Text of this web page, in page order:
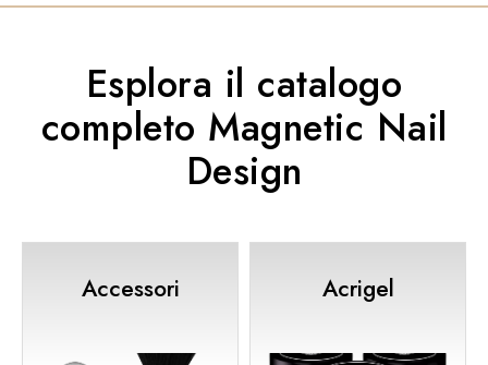
Esplora il catalogo
completo Magnetic Nail
Design
Accessori Acrigel